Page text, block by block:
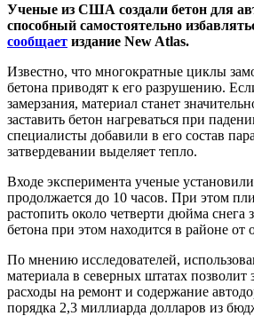
Ученые из США создали бетон для
способный самостоятельно
сообщает издание New Atlas.
Известно, что многократные циклы
бетона приводят к его разрушению.
замерзания, материал станет
заставить бетон нагреваться при
специалисты добавили в его состав
затвердевании выделяет тепло.
Входе эксперимента ученые
продолжается до 10 часов. При этом
растопить около четверти дюйма снега
бетона при этом находится в районе от
По мнению исследователей,
материала в северных штатах позволит
расходы на ремонт и содержание
порядка 2,3 миллиарда долларов из